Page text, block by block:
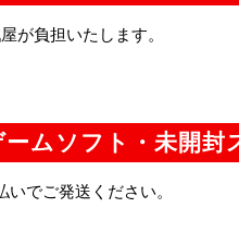
が負担いたします。
ームソフト・未開封
でご発送ください。